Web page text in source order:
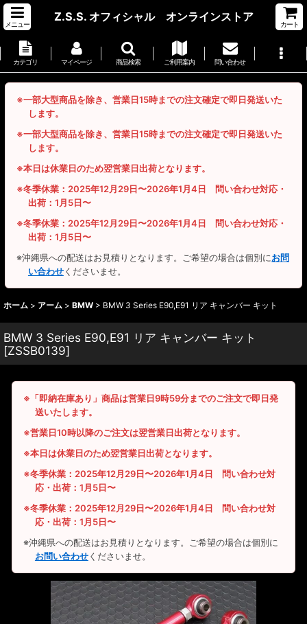
メニュー
Z.S.S. オフィシャル オンラインストア
カート
カテゴリ マイページ 商品検索 ご利用案内 問い合わせ
※一部大型商品を除き、営業日15時までの注文確定で即日発送いた
します。
※一部大型商品を除き、営業日15時までの注文確定で即日発送いた
します。
※本日は休業日のため翌営業日出荷となります。
※冬季休業：2025年12月29日〜2026年1月4日 問い合わせ対応・
出荷：1月5日〜
※冬季休業：2025年12月29日〜2026年1月4日 問い合わせ対応・
出荷：1月5日〜
※沖縄県への配送はお見積りとなります。ご希望の場合は個別にお問
い合わせくださいませ。
ホーム > アーム > BMW > BMW 3 Series E90,E91 リア キャンバー キット
BMW 3 Series E90,E91 リア キャンバー キット
[ZSSB0139]
※「即納在庫あり」商品は営業日9時59分までのご注文で即日発
送いたします。
※営業日10時以降のご注文は翌営業日出荷となります。
※本日は休業日のため翌営業日出荷となります。
※冬季休業：2025年12月29日〜2026年1月4日 問い合わせ対
応・出荷：1月5日〜
※冬季休業：2025年12月29日〜2026年1月4日 問い合わせ対
応・出荷：1月5日〜
※沖縄県への配送はお見積りとなります。ご希望の場合は個別に
お問い合わせくださいませ。